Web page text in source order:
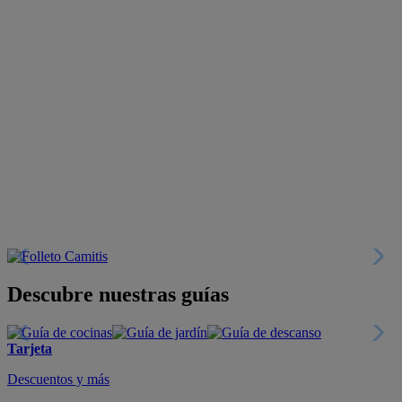
Descubre nuestras guías
Tarjeta
Descuentos y más